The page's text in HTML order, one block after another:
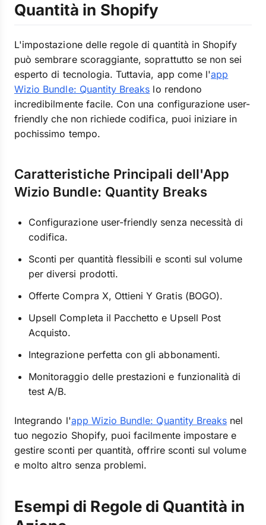
Quantità in Shopify
L'impostazione delle regole di quantità in Shopify
può sembrare scoraggiante, soprattutto se non sei
esperto di tecnologia. Tuttavia, app come l'app
Wizio Bundle: Quantity Breaks lo rendono
incredibilmente facile. Con una configurazione user-
friendly che non richiede codifica, puoi iniziare in
pochissimo tempo.
Caratteristiche Principali dell'App
Wizio Bundle: Quantity Breaks
Configurazione user-friendly senza necessità di
codifica.
Sconti per quantità flessibili e sconti sul volume
per diversi prodotti.
Offerte Compra X, Ottieni Y Gratis (BOGO).
Upsell Completa il Pacchetto e Upsell Post
Acquisto.
Integrazione perfetta con gli abbonamenti.
Monitoraggio delle prestazioni e funzionalità di
test A/B.
Integrando l'app Wizio Bundle: Quantity Breaks nel
tuo negozio Shopify, puoi facilmente impostare e
gestire sconti per quantità, offrire sconti sul volume
e molto altro senza problemi.
Esempi di Regole di Quantità in